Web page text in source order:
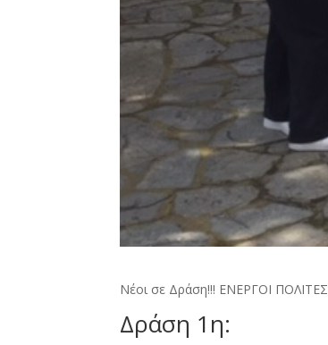
Νέοι σε Δράση!!! ΕΝΕΡΓΟΙ ΠΟΛΙΤΕΣ
Δράση 1η: